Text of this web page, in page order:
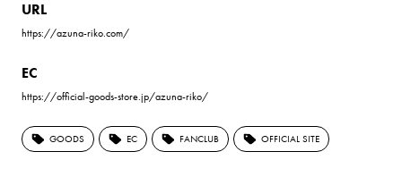
URL
https://azuna-riko.com/
EC
https://official-goods-store.jp/azuna-riko/
GOODS EC FANCLUB OFFICIAL SITE